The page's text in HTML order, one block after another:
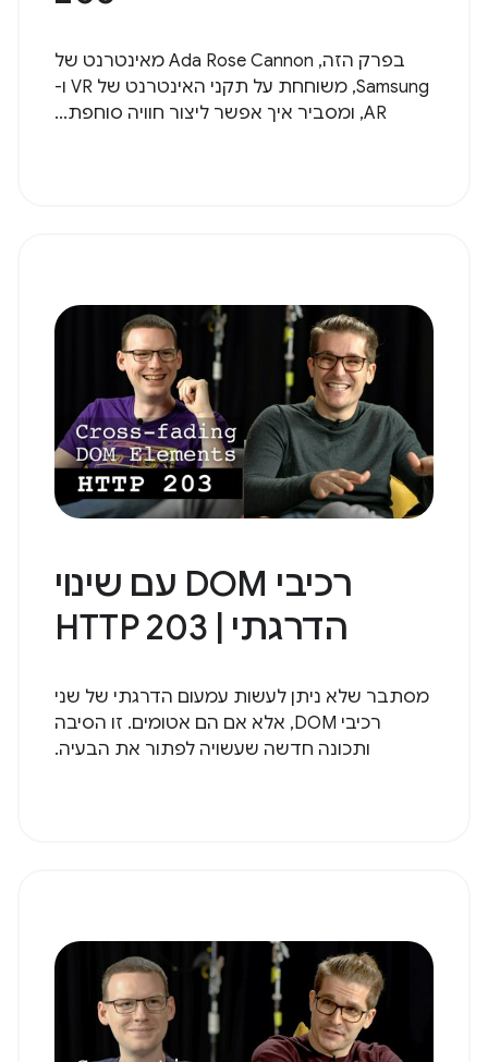
בפרק הזה, Ada Rose Cannon מאינטרנט של
Samsung, משוחחת על תקני האינטרנט של VR ו-
AR, ומסביר איך אפשר ליצור חוויה סוחפת...
רכיבי DOM עם שינוי
הדרגתי | HTTP 203
מסתבר שלא ניתן לעשות עמעום הדרגתי של שני
רכיבי DOM, אלא אם הם אטומים. זו הסיבה
ותכונה חדשה שעשויה לפתור את הבעיה.